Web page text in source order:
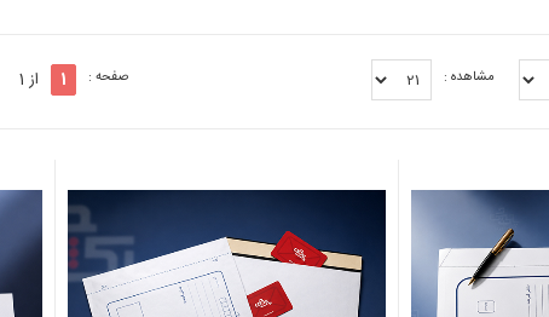
مشاهده : صفحه : 1 از 1